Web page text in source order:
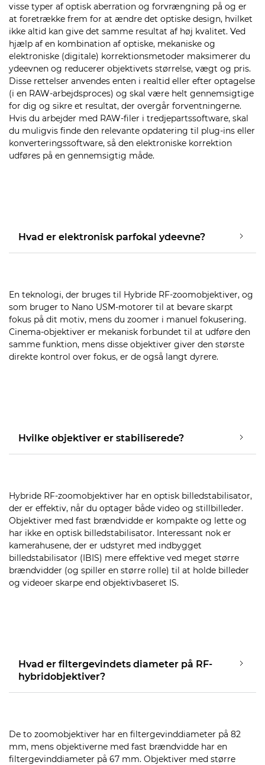
visse typer af optisk aberration og forvrængning på og er
at foretrække frem for at ændre det optiske design, hvilket
ikke altid kan give det samme resultat af høj kvalitet. Ved
hjælp af en kombination af optiske, mekaniske og
elektroniske (digitale) korrektionsmetoder maksimerer du
ydeevnen og reducerer objektivets størrelse, vægt og pris.
Disse rettelser anvendes enten i realtid eller efter optagelse
(i en RAW-arbejdsproces) og skal være helt gennemsigtige
for dig og sikre et resultat, der overgår forventningerne.
Hvis du arbejder med RAW-filer i tredjepartssoftware, skal
du muligvis finde den relevante opdatering til plug-ins eller
konverteringssoftware, så den elektroniske korrektion
udføres på en gennemsigtig måde.
Hvad er elektronisk parfokal ydeevne?
En teknologi, der bruges til Hybride RF-zoomobjektiver, og
som bruger to Nano USM-motorer til at bevare skarpt
fokus på dit motiv, mens du zoomer i manuel fokusering.
Cinema-objektiver er mekanisk forbundet til at udføre den
samme funktion, mens disse objektiver giver den største
direkte kontrol over fokus, er de også langt dyrere.
Hvilke objektiver er stabiliserede?
Hybride RF-zoomobjektiver har en optisk billedstabilisator,
der er effektiv, når du optager både video og stillbilleder.
Objektiver med fast brændvidde er kompakte og lette og
har ikke en optisk billedstabilisator. Interessant nok er
kamerahusene, der er udstyret med indbygget
billedstabilisator (IBIS) mere effektive ved meget større
brændvidder (og spiller en større rolle) til at holde billeder
og videoer skarpe end objektivbaseret IS.
Hvad er filtergevindets diameter på RF-
hybridobjektiver?
De to zoomobjektiver har en filtergevinddiameter på 82
mm, mens objektiverne med fast brændvidde har en
filtergevinddiameter på 67 mm. Objektiver med større